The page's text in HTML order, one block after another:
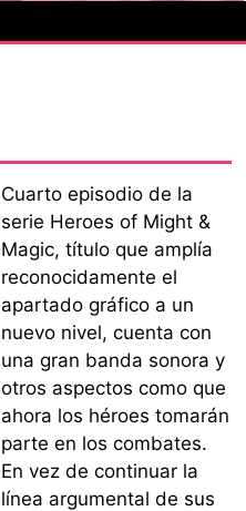
Cuarto episodio de la
serie Heroes of Might &
Magic, título que amplía
reconocidamente el
apartado gráfico a un
nuevo nivel, cuenta con
una gran banda sonora y
otros aspectos como que
ahora los héroes tomarán
parte en los combates.
En vez de continuar la
línea argumental de sus